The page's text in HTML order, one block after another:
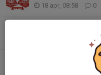
18 apr, 08:58 0
0
Medlemsavgifter
2